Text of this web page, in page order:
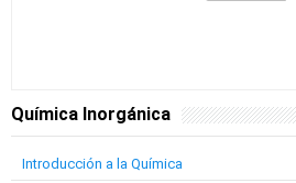
Química Inorgánica
Introducción a la Química